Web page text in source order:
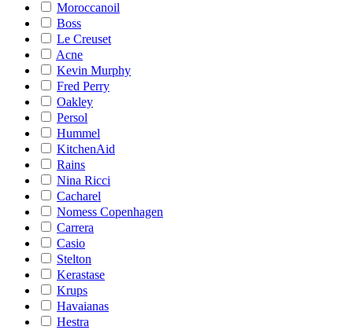
Moroccanoil
Boss
Le Creuset
Acne
Kevin Murphy
Fred Perry
Oakley
Persol
Hummel
KitchenAid
Rains
Nina Ricci
Cacharel
Nomess Copenhagen
Carrera
Casio
Stelton
Kerastase
Krups
Havaianas
Hestra